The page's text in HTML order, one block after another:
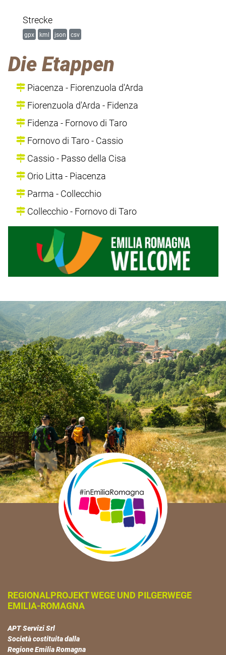
Strecke
gpx kml json csv
Die Etappen
Piacenza - Fiorenzuola d'Arda
Fiorenzuola d'Arda - Fidenza
Fidenza - Fornovo di Taro
Fornovo di Taro - Cassio
Cassio - Passo della Cisa
Orio Litta - Piacenza
Parma - Collecchio
Collecchio - Fornovo di Taro
REGIONALPROJEKT WEGE UND PILGERWEGE
EMILIA-ROMAGNA
APT Servizi Srl
Società costituita dalla
Regione Emilia Romagna